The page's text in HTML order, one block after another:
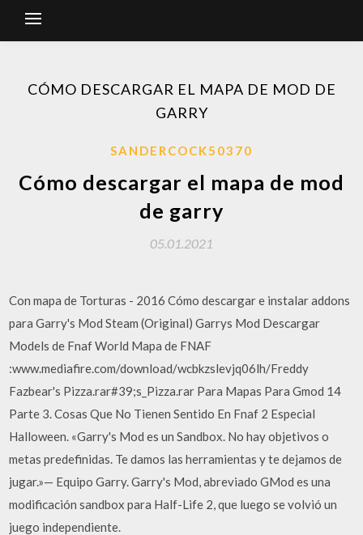
CÓMO DESCARGAR EL MAPA DE MOD DE
GARRY
SANDERCOCK50370
Cómo descargar el mapa de mod
de garry
05.01.2021
Con mapa de Torturas - 2016 Cómo descargar e instalar addons
para Garry's Mod Steam (Original) Garrys Mod Descargar
Models de Fnaf World Mapa de FNAF
:www.mediafire.com/download/wcbkzslevjq06lh/Freddy
Fazbear's Pizza.rar#39;s_Pizza.rar Para Mapas Para Gmod 14
Parte 3. Cosas Que No Tienen Sentido En Fnaf 2 Especial
Halloween. «Garry's Mod es un Sandbox. No hay objetivos o
metas predefinidas. Te damos las herramientas y te dejamos de
jugar.»— Equipo Garry. Garry's Mod, abreviado GMod es una
modificación sandbox para Half-Life 2, que luego se volvió un
juego independiente.